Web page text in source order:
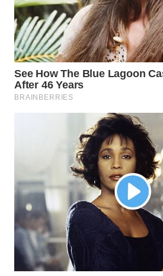
TV
WAHANANEWS
ID
WAHANANEWS
CO ID
WAHANA
SPORT
WAHANA
UMKM
WAHANA
SELEB